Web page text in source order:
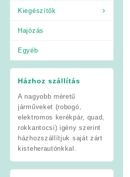
Kiegészítők
Hajózás
Egyéb
Házhoz szállítás
A nagyobb méretű
járműveket (robogó,
elektromos kerékpár, quad,
rokkantocsi) igény szerint
házhozszállítjuk saját zárt
kisteherautónkkal.